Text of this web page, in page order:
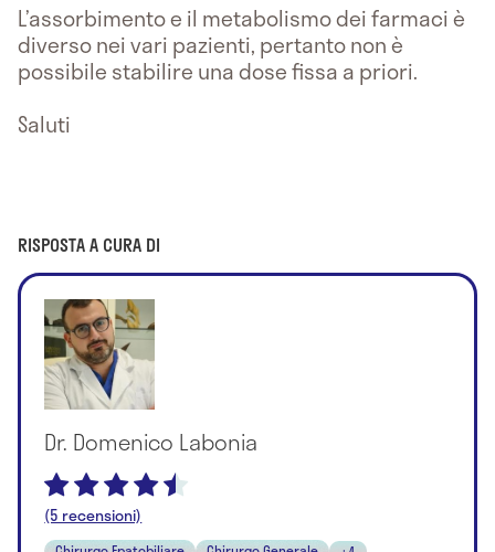
L’assorbimento e il metabolismo dei farmaci è
diverso nei vari pazienti, pertanto non è
possibile stabilire una dose fissa a priori.
Saluti
RISPOSTA A CURA DI
Dr. Domenico Labonia
(5 recensioni)